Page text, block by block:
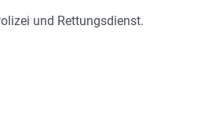
und Rettungsdienst.